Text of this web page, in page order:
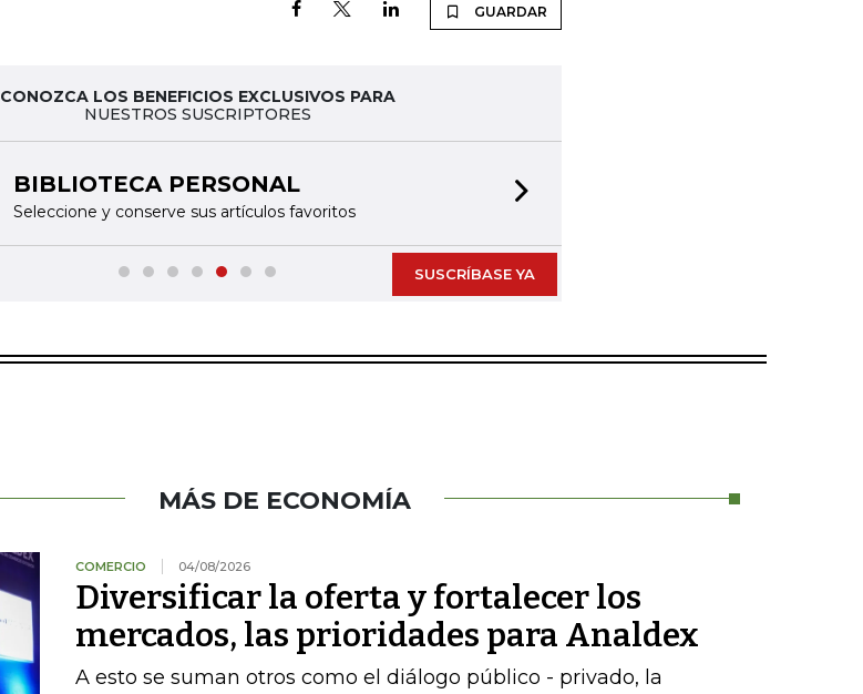
GUARDAR
CONOZCA LOS BENEFICIOS EXCLUSIVOS PARA
NUESTROS SUSCRIPTORES
BIBLIOTECA PERSONAL
Seleccione y conserve sus artículos favoritos
SUSCRÍBASE YA
MÁS DE ECONOMÍA
COMERCIO 04/08/2026
Diversificar la oferta y fortalecer los
mercados, las prioridades para Analdex
A esto se suman otros como el diálogo público - privado, la